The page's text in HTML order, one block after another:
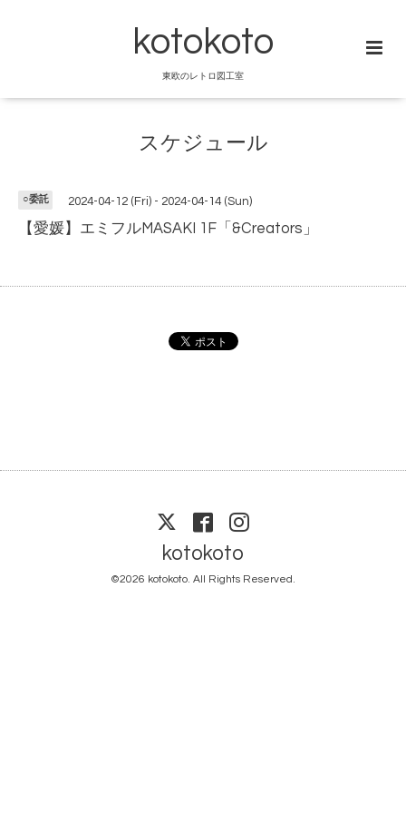
kotokoto
東欧のレトロ図工室
スケジュール
○委託 2024-04-12 (Fri) - 2024-04-14 (Sun)
【愛媛】エミフルMASAKI 1F「&Creators」
kotokoto
©2026 kotokoto. All Rights Reserved.